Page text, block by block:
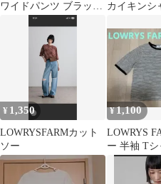
ワイドパンツ ブラック
イージーパンツ
カイキン
¥ 1,350
LOWRYSFARMカット
ソー
¥1,100
LOWRYS
ー 半袖 Tシ